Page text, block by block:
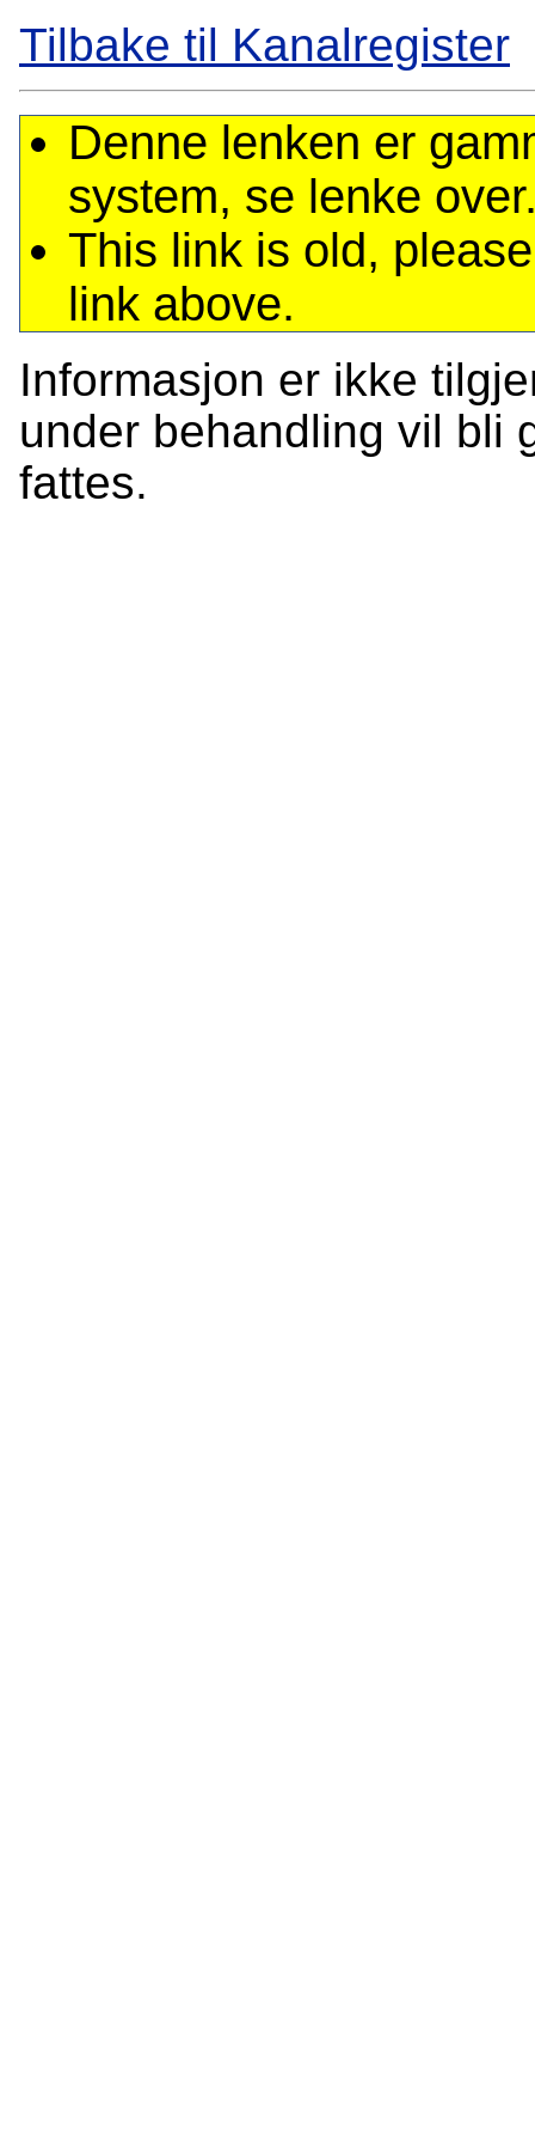
Tilbake til Kanalregister
Denne lenken er
system, se lenke
This link is old,
link above.
Informasjon er ikke
under behandling vil bli
fattes.